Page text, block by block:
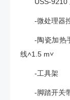
-微处理器
-陶瓷加热
线˄1.5 m˅
-工具架
-脚踏开关